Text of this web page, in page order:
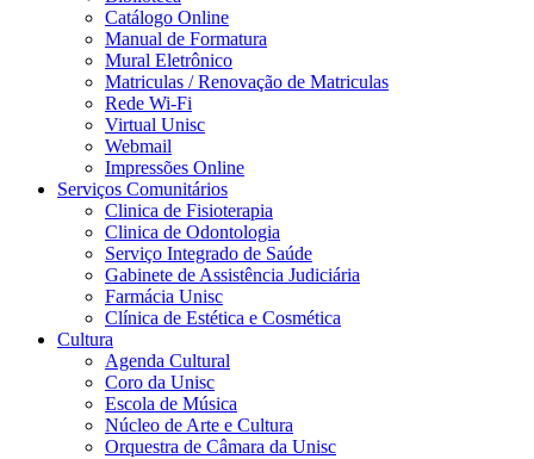
Catálogo Online
Manual de Formatura
Mural Eletrônico
Matriculas / Renovação de Matriculas
Rede Wi-Fi
Virtual Unisc
Webmail
Impressões Online
Serviços Comunitários
Clinica de Fisioterapia
Clinica de Odontologia
Serviço Integrado de Saúde
Gabinete de Assistência Judiciária
Farmácia Unisc
Clínica de Estética e Cosmética
Cultura
Agenda Cultural
Coro da Unisc
Escola de Música
Núcleo de Arte e Cultura
Orquestra de Câmara da Unisc